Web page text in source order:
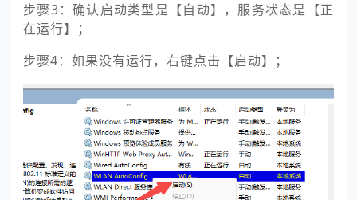
步骤3：确认启动类型是【自动】，服务状态是【正
在运行】；
步骤4：如果没有运行，右键点击【启动】；